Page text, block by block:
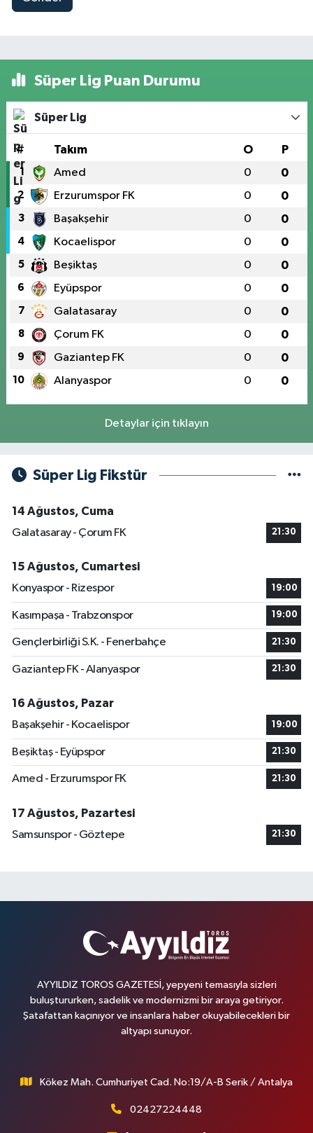
Süper Lig Puan Durumu
Süper Lig
# Takım O P
1 Amed 0 0
2 Erzurumspor FK 0 0
3 Başakşehir 0 0
4 Kocaelispor 0 0
5 Beşiktaş 0 0
6 Eyüpspor 0 0
7 Galatasaray 0 0
8 Çorum FK 0 0
9 Gaziantep FK 0 0
10 Alanyaspor 0 0
Detaylar için tıklayın
Süper Lig Fikstür
14 Ağustos, Cuma
Galatasaray - Çorum FK
21:30
15 Ağustos, Cumartesi
Konyaspor - Rizespor
19:00
Kasımpaşa - Trabzonspor 19:00
Gençlerbirliği S.K. - Fenerbahçe 21:30
Gaziantep FK - Alanyaspor 21:30
16 Ağustos, Pazar
Başakşehir - Kocaelispor
19:00
Beşiktaş - Eyüpspor 21:30
Amed - Erzurumspor FK 21:30
17 Ağustos, Pazartesi
Samsunspor - Göztepe
21:30
AYYILDIZ TOROS GAZETESİ, yepyeni temasıyla sizleri
buluştururken, sadelik ve modernizmi bir araya getiriyor.
Şatafattan kaçınıyor ve insanlara haber okuyabilecekleri bir
altyapı sunuyor.
Kökez Mah. Cumhuriyet Cad. No:19/A-B Serik / Antalya
02427224448